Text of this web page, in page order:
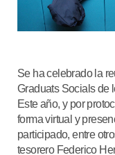
Se ha celebrado la
Graduats Socials de
Este año, y por
forma virtual y
participado, entre
tesorero Federico